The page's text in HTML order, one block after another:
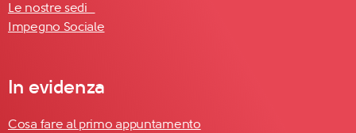
Le nostre sedi
Impegno Sociale
In evidenza
Cosa fare al primo appuntamento